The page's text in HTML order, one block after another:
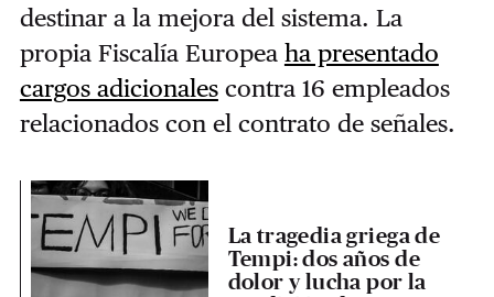
destinar a la mejora del sistema. La
propia Fiscalía Europea ha presentado
cargos adicionalescontra 16 empleados
relacionados con el contrato de señales.
La tragedia griega de
Tempi: dos años de
dolor y lucha por la